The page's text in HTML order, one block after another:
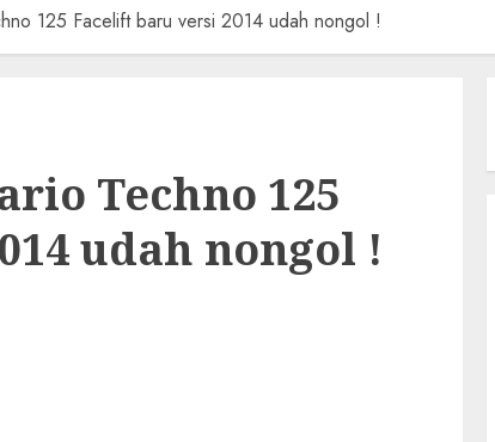
125 Facelift baru versi 2014 udah nongol !
Techno 125
udah nongol !